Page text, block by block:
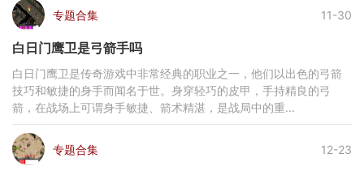
专题合集 11-30
白日门鹰卫是弓箭手吗
白日门鹰卫是传奇游戏中非常经典的职业之一，他们以出色的弓箭
技巧和敏捷的身手而闻名于世。身穿轻巧的皮甲，手持精良的弓
箭，在战场上可谓身手敏捷、箭术精湛，是战局中的重...
专题合集 12-23